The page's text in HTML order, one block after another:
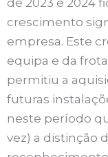
de 2023 e 2024
crescimento
empresa. Este
equipa e da
permitiu a
futuras
neste período
vez) a distinção